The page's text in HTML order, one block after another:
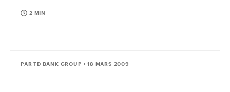
2 MIN
PAR TD BANK GROUP • 18 MARS 2009